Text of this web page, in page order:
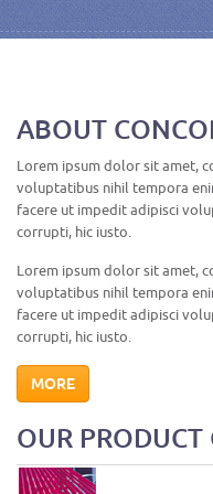
ABOUT
Lorem ipsum dolor sit amet,
voluptatibus nihil tempora
facere ut impedit adipisci
corrupti, hic iusto.
Lorem ipsum dolor sit amet,
voluptatibus nihil tempora
facere ut impedit adipisci
corrupti, hic iusto.
MORE
OUR PRODUCT